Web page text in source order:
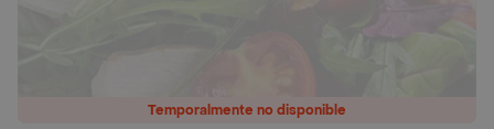
Temporalmente no disponible